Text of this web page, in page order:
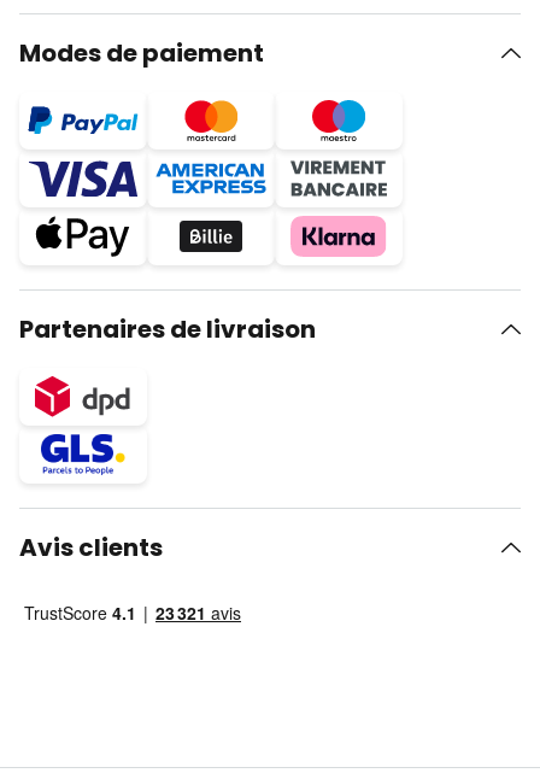
Modes de paiement
Partenaires de livraison
Avis clients